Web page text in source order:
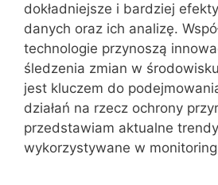
dokładniejsze i bardziej
danych oraz ich analizę.
technologie przynoszą
śledzenia zmian w
jest kluczem do
działań na rzecz ochrony
przedstawiam aktualne
wykorzystywane w